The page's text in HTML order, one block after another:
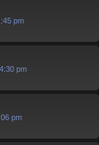
pm
pm
pm